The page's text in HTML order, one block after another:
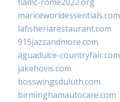
mariceworldessentials.com
lafisheriarestaurant.com
915jazzandmore.com
aguadulce-countryfair.com
jakehovis.com
bosswingsduluth.com
birminghamautocare.com